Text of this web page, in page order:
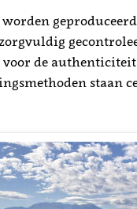
voor de
staan